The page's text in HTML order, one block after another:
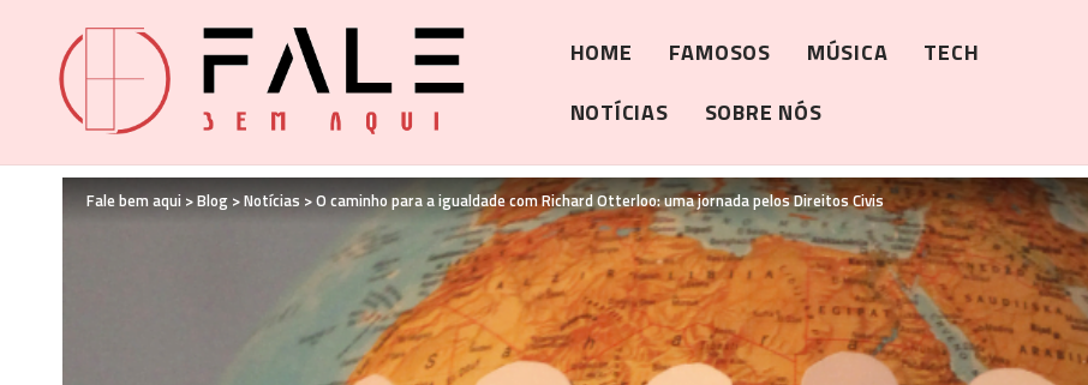
HOME FAMOSOS MÚSICA
TECH
NOTÍCIAS
SOBRE NÓS
Fale bem aqui >Blog >Notícias >O caminho para a igualdade com Richard Otterloo: uma jornada pelos Direitos Civis